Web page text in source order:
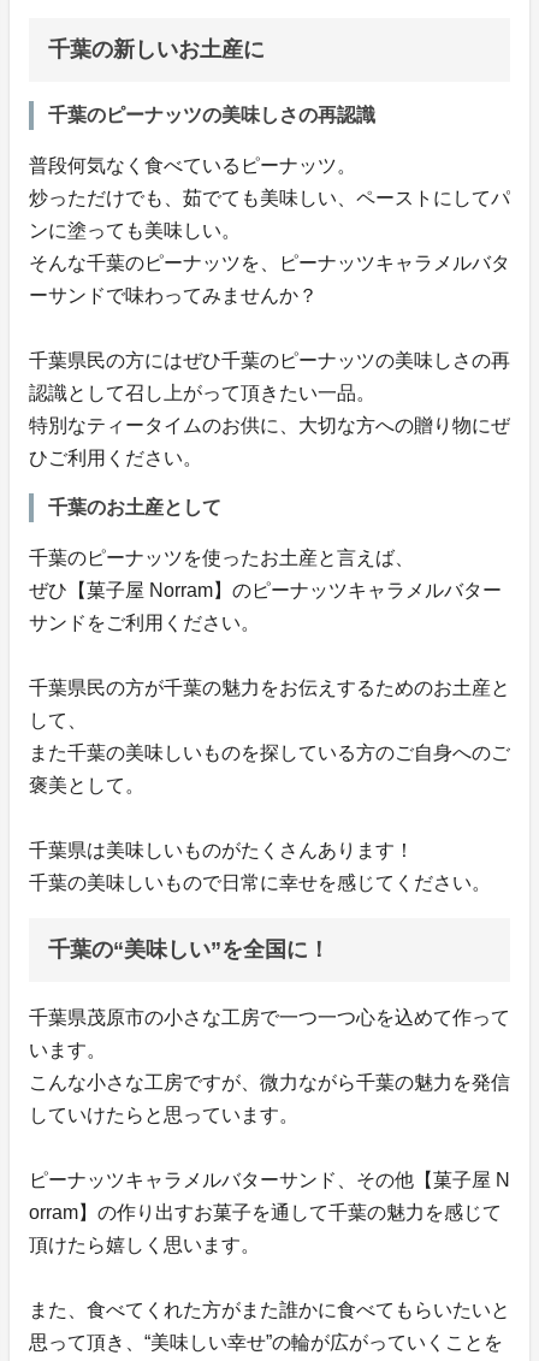
千葉の新しいお土産に
千葉のピーナッツの美味しさの再認識
普段何気なく食べているピーナッツ。
炒っただけでも、茹でても美味しい、ペーストにしてパ
ンに塗っても美味しい。
そんな千葉のピーナッツを、ピーナッツキャラメルバタ
ーサンドで味わってみませんか？
千葉県民の方にはぜひ千葉のピーナッツの美味しさの再
認識として召し上がって頂きたい一品。
特別なティータイムのお供に、大切な方への贈り物にぜ
ひご利用ください。
千葉のお土産として
千葉のピーナッツを使ったお土産と言えば、
ぜひ【菓子屋 Norram】のピーナッツキャラメルバター
サンドをご利用ください。
千葉県民の方が千葉の魅力をお伝えするためのお土産と
して、
また千葉の美味しいものを探している方のご自身へのご
褒美として。
千葉県は美味しいものがたくさんあります！
千葉の美味しいもので日常に幸せを感じてください。
千葉の“美味しい”を全国に！
千葉県茂原市の小さな工房で一つ一つ心を込めて作って
います。
こんな小さな工房ですが、微力ながら千葉の魅力を発信
していけたらと思っています。
ピーナッツキャラメルバターサンド、その他【菓子屋 N
orram】の作り出すお菓子を通して千葉の魅力を感じて
頂けたら嬉しく思います。
また、食べてくれた方がまた誰かに食べてもらいたいと
思って頂き、“美味しい幸せ”の輪が広がっていくことを